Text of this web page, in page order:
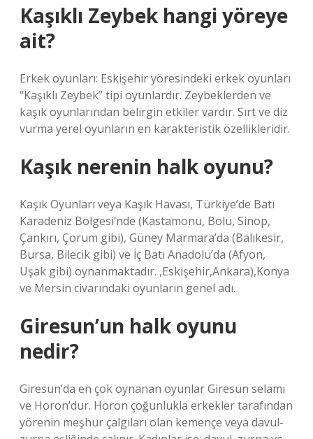
Kaşıklı Zeybek hangi yöreye
ait?
Erkek oyunları: Eskişehir yöresindeki erkek oyunları
“Kaşıklı Zeybek” tipi oyunlardır. Zeybeklerden ve
kaşık oyunlarından belirgin etkiler vardır. Sırt ve diz
vurma yerel oyunların en karakteristik özellikleridir.
Kaşık nerenin halk oyunu?
Kaşık Oyunları veya Kaşık Havası, Türkiye’de Batı
Karadeniz Bölgesi’nde (Kastamonu, Bolu, Sinop,
Çankırı, Çorum gibi), Güney Marmara’da (Balıkesir,
Bursa, Bilecik gibi) ve İç Batı Anadolu’da (Afyon,
Uşak gibi) oynanmaktadır. ,Eskişehir,Ankara),Konya
ve Mersin civarındaki oyunların genel adı.
Giresun’un halk oyunu
nedir?
Giresun’da en çok oynanan oyunlar Giresun selamı
ve Horon’dur. Horon çoğunlukla erkekler tarafından
yörenin meşhur çalgıları olan kemençe veya davul-